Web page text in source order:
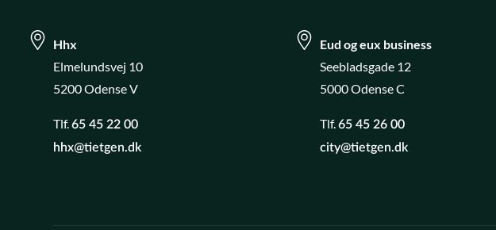
Hhx
Elmelundsvej 10
5200 Odense V
Tlf.65 45 22 00
hhx@tietgen.dk
Eud og eux business
Seebladsgade 12
5000 Odense C
Tlf.65 45 26 00
city@tietgen.dk